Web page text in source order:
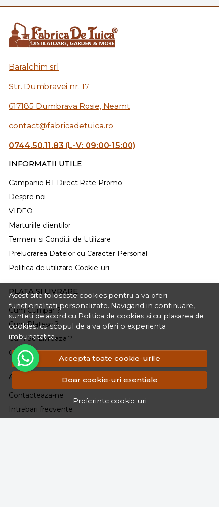
Acest site foloseste cookies pentru a va oferi
functionalitati personalizate. Navigand in continuare,
sunteti de acord cu Politica de cookies si cu plasarea de
cookies, cu scopul de a va oferi o experienta
imbunatatita.
Accepta toate cookie-urile
Doar cookie-uri esentiale
Preferinte cookie-uri
Baralchim srl
Str. Dumbravei nr. 17
617185 Dumbrava Rosie, Neamt
contact@fabricadetuica.ro
0744.50.11.83 (L-V: 09:00-15:00)
INFORMATII UTILE
Campanie BT Direct Rate Promo
Despre noi
VIDEO
Marturiile clientilor
Termeni si Conditii de Utilizare
Prelucrarea Datelor cu Caracter Personal
Politica de utilizare Cookie-uri
PLATA SI LIVRARE
Cum Cumpar ?
Cum Platesc ?
Cum Se Livreaza ?
Cosul meu
ASISTENTA
Contacteaza-ne
Intrebari frecvente